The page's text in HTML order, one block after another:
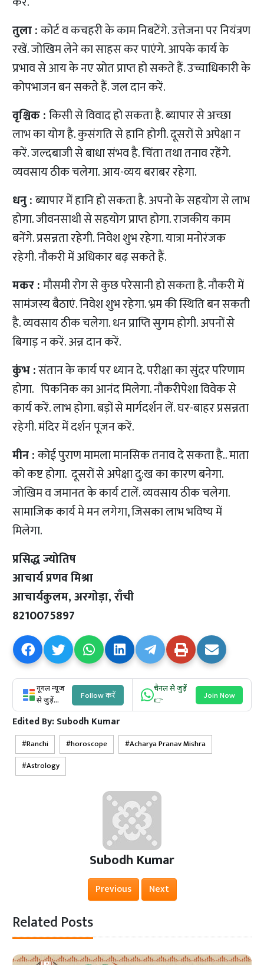
तुला :कोर्ट व कचहरी के काम निबटेंगे. उत्तेजना पर नियंत्रण
रखें. जोखिम लेने का साहस कर पाएंगे. आपके कार्य के
प्रभाव से आय के नए स्रोत प्राप्त हो सकते हैं. उच्चाधिकारी के
कोपभाजन बन सकते हैं. जल दान करें.
वृश्चिक :किसी से विवाद हो सकता है. ब्यापार से अच्छा
लाभ का योग है. कुसंगति से हानि होगी. दूसरों से अपेक्षा न
करें. जल्दबाजी से बाधा संभव है. चिंता तथा तनाव रहेंगे.
व्यवसाय ठीक चलेगा. आय-व्यय बराबर रहेगा.
धनु :ब्यापार में हानि हो सकता है. अपनो के सहयोग से लाभ
होगा. जीवनसाथी से सहयोग प्राप्त होगा. राजकीय काम
बनेंगे. प्रसन्नता रहेगी. निवेश शुभ रहेगा. यात्रा मनोरंजक
रहेगी. नौकरी में अधिकार बढ़ सकते हैं.
मकर :मौसमी रोग से कुछ परेसानी हो सकता है. नौकरी में
सामंजस्य बैठाएं. निवेश शुभ रहेगा. भ्रम की स्थिति बन सकती
है. व्यवसाय ठीक चलेगा. धन प्राप्ति सुगम होगी. अपनों से
बिगाड़ न करें. अन्न दान करें.
कुंभ :संतान के कार्य पर ध्यान दे. परीक्षा का सुंदर परिणाम
होगा. पिकनिक का आनंद मिलेगा. नौकरीपेशा विवेक से
कार्य करें. लाभ होगा. बड़ों से मार्गदर्शन लें. घर-बाहर प्रसन्नता
रहेगी. मंदिर में दर्शन पूजन करें.
मीन :कोई पुराण मामला मानसिक तनाव दे सकता है.. माता
को कष्ट होगा. दूसरों से अपेक्षा दु:ख का कारण बनेगा.
जोखिम व जमानत के कार्य टालें. व्यवसाय ठीक चलेगा.
सामाजिक कार्य मे मन लगेगा, जिसका लाभ भविष्य में
मिलेगा.
प्रसिद्ध ज्योतिष
आचार्य प्रणव मिश्रा
आचार्यकुलम, अरगोड़ा, राँची
8210075897
गूगल न्यूज
से जुड़ें...
Follow करें
चैनल से जुड़ें
👉
Join Now
Edited By:Subodh Kumar
Ranchi horoscope
Acharya Pranav Mishra
Astrology
Subodh Kumar
Previous Next
Related Posts